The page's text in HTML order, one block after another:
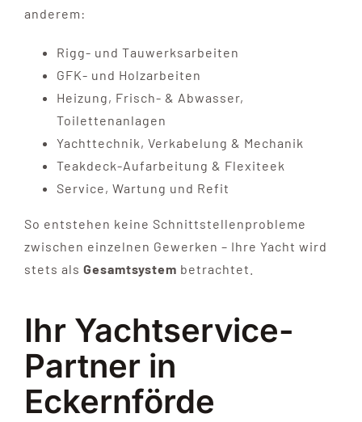
anderem:
Rigg- und Tauwerksarbeiten
GFK- und Holzarbeiten
Heizung, Frisch- & Abwasser,
Toilettenanlagen
Yachttechnik, Verkabelung & Mechanik
Teakdeck-Aufarbeitung & Flexiteek
Service, Wartung und Refit
So entstehen keine Schnittstellenprobleme
zwischen einzelnen Gewerken – Ihre Yacht wird
stets als Gesamtsystem betrachtet.
Ihr Yachtservice-
Partner in
Eckernförde